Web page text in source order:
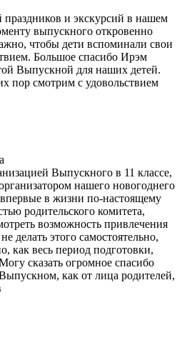
праздников и экскурсий в нашем
выпускного откровенно
чтобы дети вспоминали свои
Большое спасибо Ирэм
Выпускной для наших детей.
пор смотрим с удовольствием
Выпускного в 11 классе,
нашего новогоднего
в жизни по‑настоящему
родительского комитета,
возможность привлечения
делать этого самостоятельно,
как весь период подготовки,
сказать огромное спасибо
как от лица родителей,